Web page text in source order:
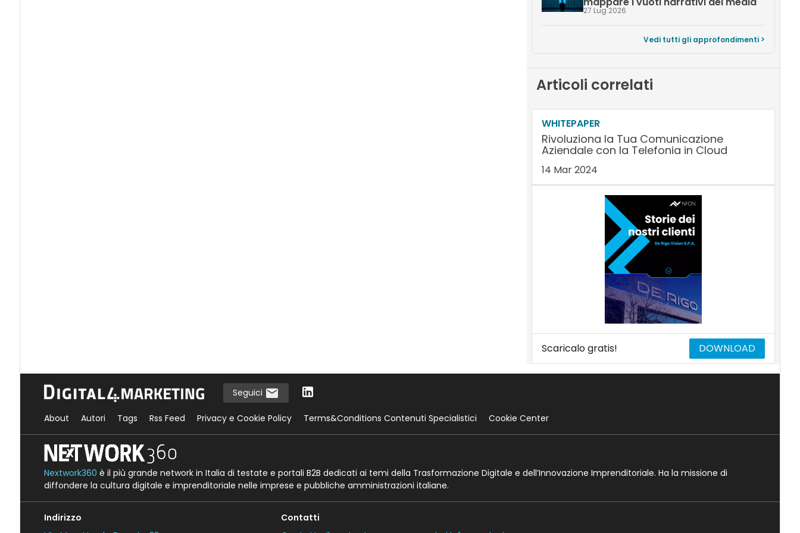
27 Lug 2026
Vedi tutti gli approfondimenti >
Articoli correlati
WHITEPAPER
Rivoluziona la Tua Comunicazione
Aziendale con la Telefonia in Cloud
14 Mar 2024
Scaricalo gratis! DOWNLOAD
Seguici
About Autori Tags Rss Feed Privacy e Cookie Policy Terms&Conditions Contenuti Specialistici Cookie Center
Nextwork360 è il più grande network in Italia di testate e portali B2B dedicati ai temi della Trasformazione Digitale e dell’Innovazione Imprenditoriale. Ha la missione di
diffondere la cultura digitale e imprenditoriale nelle imprese e pubbliche amministrazioni italiane.
Indirizzo Contatti